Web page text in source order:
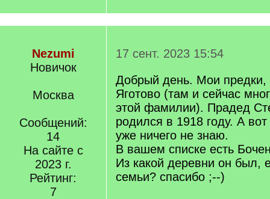
Nezumi
Новичок
Москва
Сообщений:
14
На сайте с
2023 г.
Рейтинг:
7
17 сент. 2023 15:54
Добрый день. Мои предки,
Яготово (там и сейчас
этой фамилии). Прадед
родился в 1918 году. А
уже ничего не знаю.
В вашем списке есть
Из какой деревни он был,
семьи? спасибо ;--)